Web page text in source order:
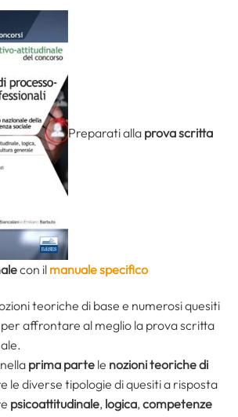
Preparati alla prova scritta
con il manuale specifico
teoriche di base e numerosi quesiti
affrontare al meglio la prova scritta
prima parte le nozioni teoriche di
le diverse tipologie di quesiti a risposta
psicoattitudinale, logica, competenze